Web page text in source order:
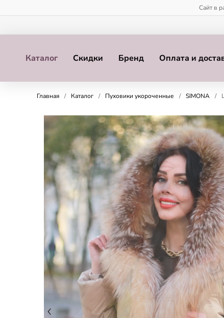
Сайт в
Каталог Скидки Бренд Оплата и
Главная / Каталог / Пуховики укороченные / SIMONA /